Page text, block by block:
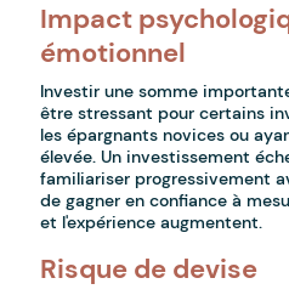
Impact
émotionnel
Investir une somme
être stressant pour certains
les épargnants novices ou
élevée. Un investissement
familiariser progressivement
de gagner en confiance à
et l'expérience augmentent.
Risque de devise